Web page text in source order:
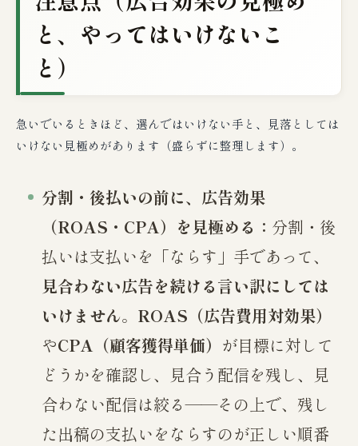
と、やってはいけないこ
と）
急いでいるときほど、選んではいけない手と、見落としては
いけない見極めがあります（盛らずに整理します）。
分割・後払いの前に、広告効果
（ROAS・CPA）を見極める： 分割・後
払いは支払いを「ならす」手であって、
見合わない広告を続ける言い訳にしては
いけません。 ROAS（広告費用対効果）
やCPA（顧客獲得単価） が目標に対して
どうかを確認し、見合う配信を残し、見
合わない配信は絞る——その上で、残し
た出稿の支払いをならすのが正しい順番